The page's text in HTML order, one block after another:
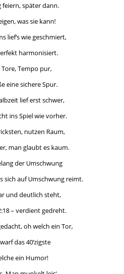
feiern, später dann.
was sie kann!
lief‘s wie geschmiert,
harmonisiert.
Tore, Tempo pur,
eine sichere Spur.
lief erst schwer,
ins Spiel wie vorher.
nutzen Raum,
man glaubt es kaum.
der Umschwung
sich auf Umschwung reimt.
und deutlich steht,
– verdient gedreht.
oh welch ein Tor,
das 40‘zigste
ein Humor!